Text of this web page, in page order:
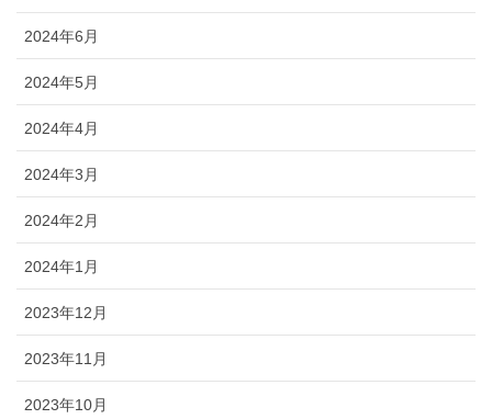
2024年6月
2024年5月
2024年4月
2024年3月
2024年2月
2024年1月
2023年12月
2023年11月
2023年10月